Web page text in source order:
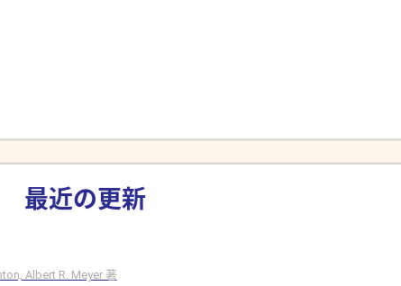
最近の更新
Albert R. Meyer 著